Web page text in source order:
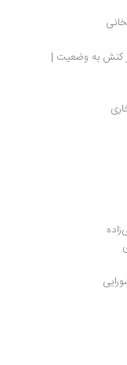
تأملی بر جهان آنتون چخوف و عبور روایی او از کنش به وضعیت |